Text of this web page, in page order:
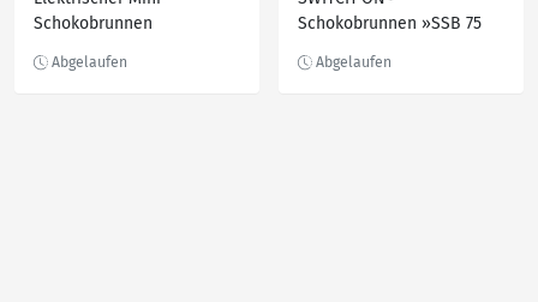
Schokobrunnen
Schokobrunnen »SSB 75